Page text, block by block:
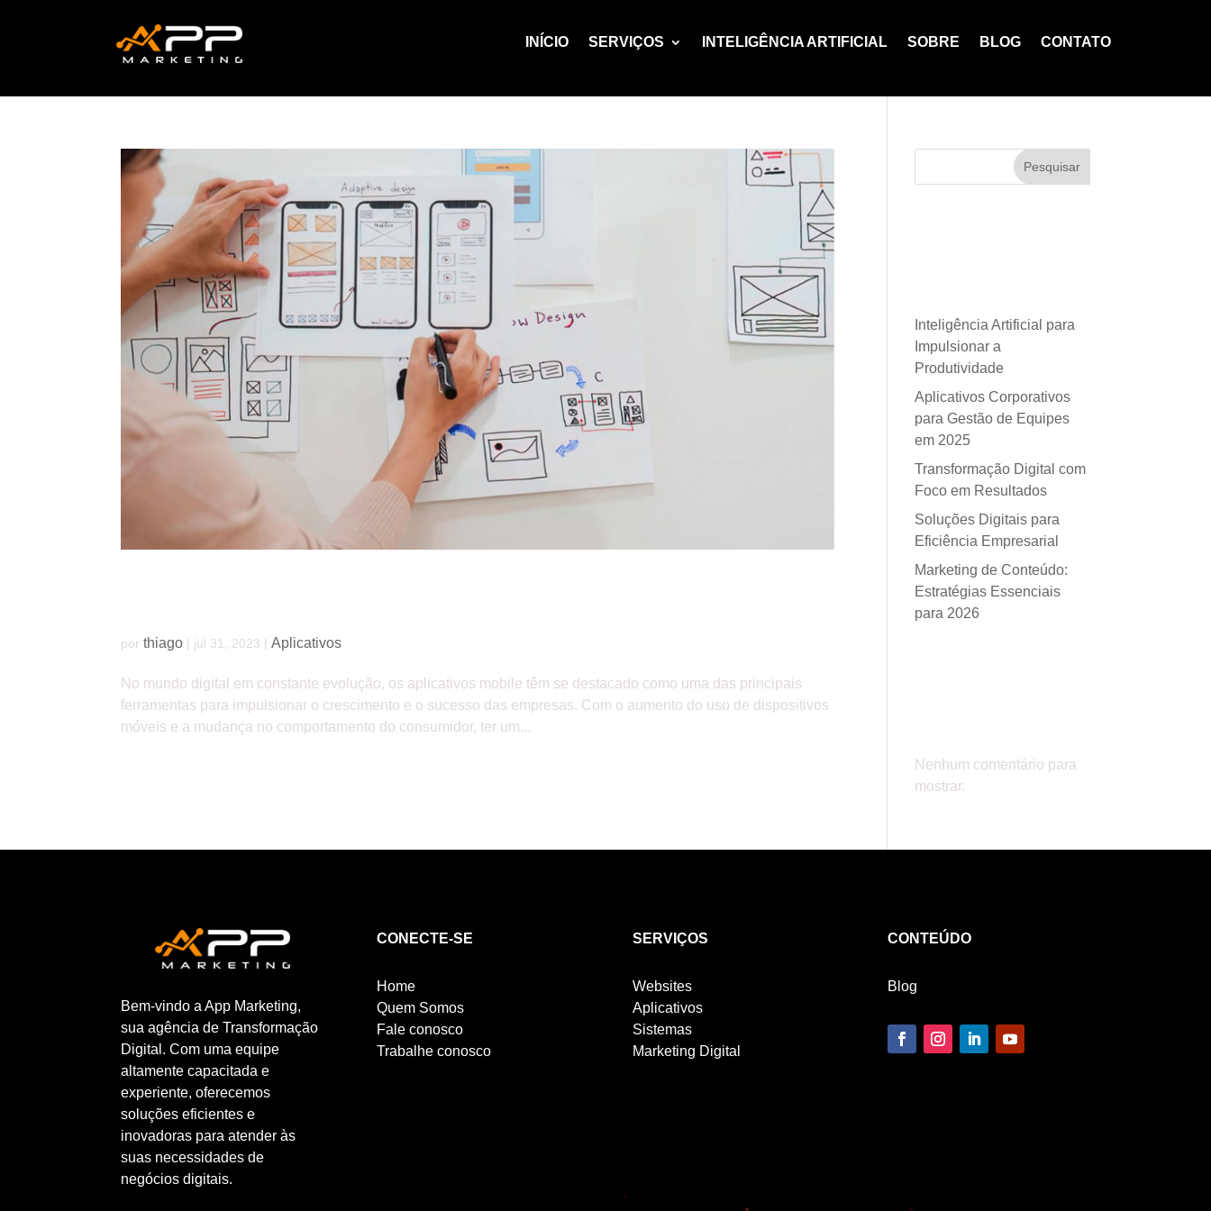
INÍCIO SERVIÇOS INTELIGÊNCIA ARTIFICIAL SOBRE BLOG CONTATO
porthiago | jul 31, 2023 |Aplicativos
No mundo digital em constante evolução, os aplicativos mobile têm se destacado como uma das principais
ferramentas para impulsionar o crescimento e o sucesso das empresas. Com o aumento do uso de dispositivos
móveis e a mudança no comportamento do consumidor, ter um...
Pesquisar
Inteligência Artificial para
Impulsionar a
Produtividade
Aplicativos Corporativos
para Gestão de Equipes
em 2025
Transformação Digital com
Foco em Resultados
Soluções Digitais para
Eficiência Empresarial
Marketing de Conteúdo:
Estratégias Essenciais
para 2026
Nenhum comentário para
mostrar.
Bem-vindo a App Marketing,
sua agência de Transformação
Digital. Com uma equipe
altamente capacitada e
experiente, oferecemos
soluções eficientes e
inovadoras para atender às
suas necessidades de
negócios digitais.
CONECTE-SE
Home
Quem Somos
Fale conosco
Trabalhe conosco
SERVIÇOS
Websites
Aplicativos
Sistemas
Marketing Digital
CONTEÚDO
Blog